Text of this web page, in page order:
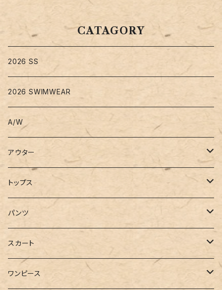
CATAGORY
2026 SS
2026 SWIMWEAR
A/W
アウター
コート
ジャケット
ブルゾン
ロングシャツ
トップス
Tシャツ
カットソー
半袖
スウェット・パーカー
パンツ
デニム
スキニー
スカート
ロング
ワンピース